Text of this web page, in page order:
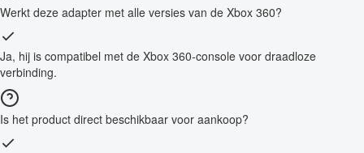
Werkt deze adapter met alle versies van de Xbox 360?
Ja, hij is compatibel met de Xbox 360-console voor draadloze
verbinding.
Is het product direct beschikbaar voor aankoop?